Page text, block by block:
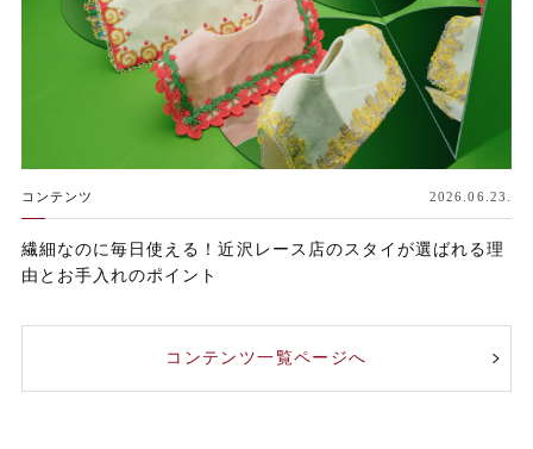
コンテンツ 2026.06.23.
繊細なのに毎日使える！近沢レース店のスタイが選ばれる理
由とお手入れのポイント
コンテンツ一覧ページへ